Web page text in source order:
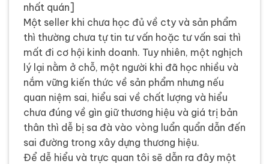
nhất quán]
Một seller khi chưa học đủ về cty và sản phẩm
thì thường chưa tự tin tư vấn hoặc tư vấn sai thì
mất đi cơ hội kinh doanh. Tuy nhiên, một nghịch
lý lại nằm ở chỗ, một người khi đã học nhiều và
nắm vững kiến thức về sản phẩm nhưng nếu
quan niệm sai, hiểu sai về chất lượng và hiểu
chưa đúng về gìn giữ thương hiệu và giá trị bản
thân thì dễ bị sa đà vào vòng luẩn quẩn dẫn đến
sai đường trong xây dựng thương hiệu.
Để dễ hiểu và trực quan tôi sẽ dẫn ra đây một